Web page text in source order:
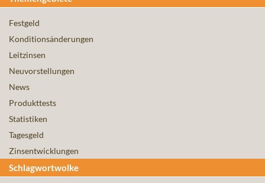
Festgeld
Konditionsänderungen
Leitzinsen
Neuvorstellungen
News
Produkttests
Statistiken
Tagesgeld
Zinsentwicklungen
Schlagwortwolke